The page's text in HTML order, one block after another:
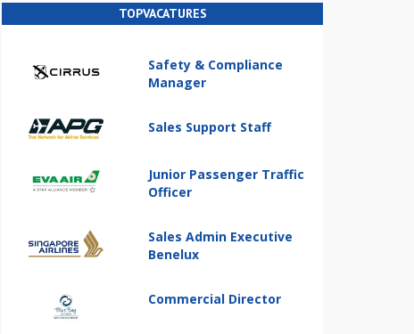
TOPVACATURES
Safety & Compliance
Manager
Sales Support Staff
Junior Passenger Traffic
Officer
Sales Admin Executive
Benelux
Commercial Director